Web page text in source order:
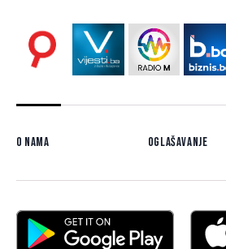
O nama Oglašavanje